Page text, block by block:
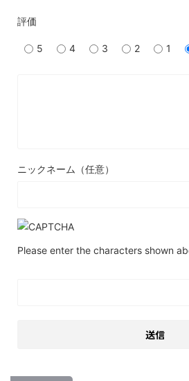
評価
5 4 3 2 1
ニックネーム（任意）
Please enter the characters shown